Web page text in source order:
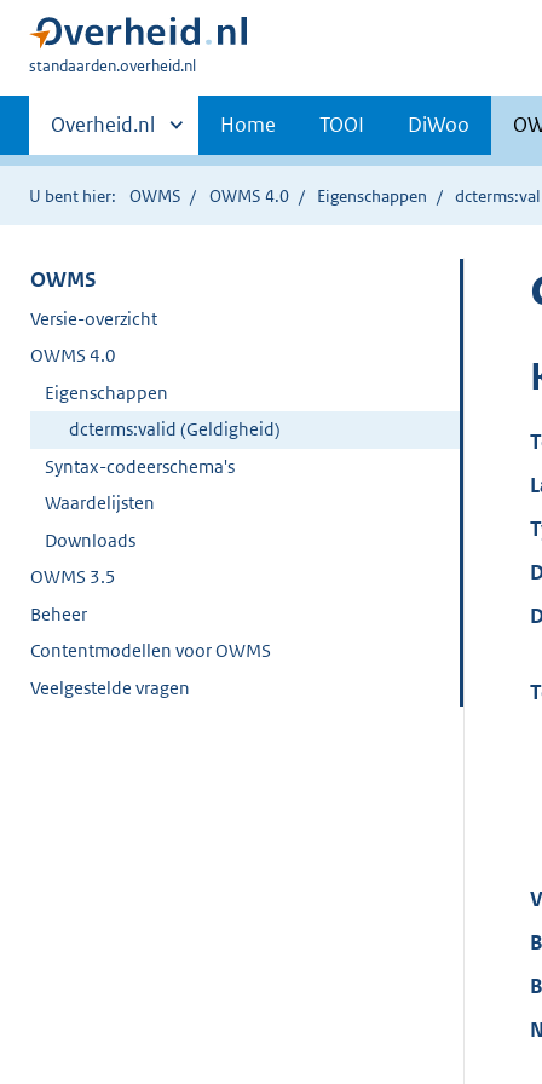
U
hier:
standaarden.overheid.nl
Primaire
navigatie
Andere
sites
binnen
Overheid.nl Home TOOI DiWoo
U bent hier: OWMS OWMS 4.0 Eigenschappen
OWMS
Versie-overzicht
OWMS 4.0
Eigenschappen
dcterms:valid (Geldigheid)
Syntax-codeerschema's
Waardelijsten
Downloads
OWMS 3.5
Beheer
Contentmodellen voor OWMS
Veelgestelde vragen